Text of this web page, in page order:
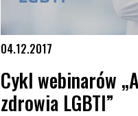
04.12.2017
Cykl webinarów
zdrowia LGBTI”